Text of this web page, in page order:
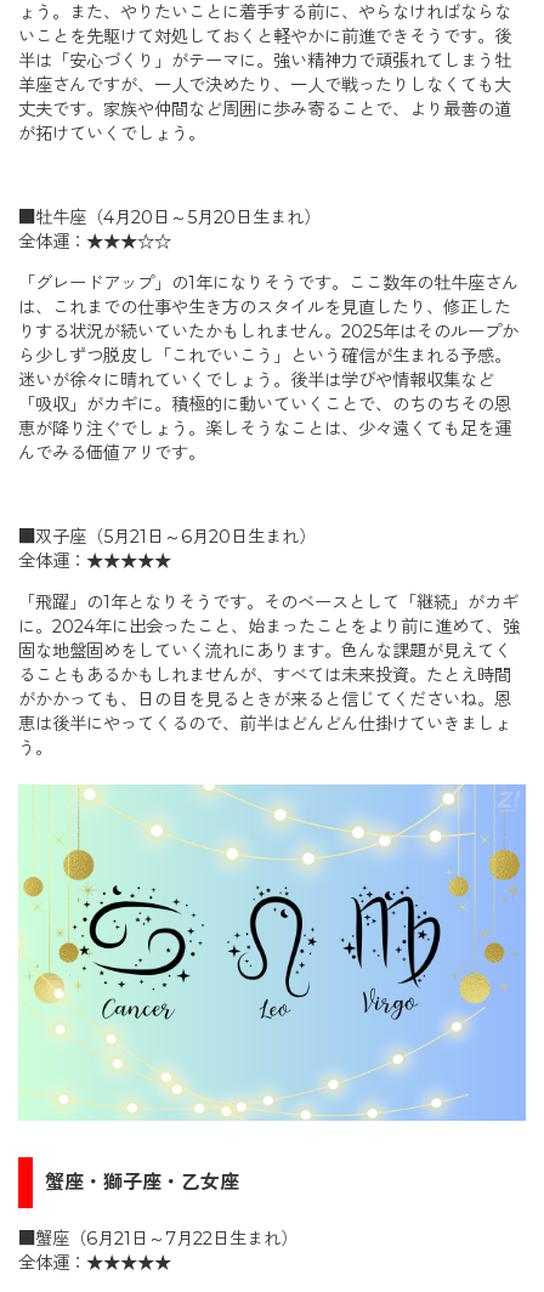
ょう。また、やりたいことに着手する前に、やらなければならな
いことを先駆けて対処しておくと軽やかに前進できそうです。後
半は「安心づくり」がテーマに。強い精神力で頑張れてしまう牡
羊座さんですが、一人で決めたり、一人で戦ったりしなくても大
丈夫です。家族や仲間など周囲に歩み寄ることで、より最善の道
が拓けていくでしょう。
■牡牛座（4月20日～5月20日生まれ）
全体運：★★★☆☆
「グレードアップ」の1年になりそうです。ここ数年の牡牛座さん
は、これまでの仕事や生き方のスタイルを見直したり、修正した
りする状況が続いていたかもしれません。2025年はそのループか
ら少しずつ脱皮し「これでいこう」という確信が生まれる予感。
迷いが徐々に晴れていくでしょう。後半は学びや情報収集など
「吸収」がカギに。積極的に動いていくことで、のちのちその恩
恵が降り注ぐでしょう。楽しそうなことは、少々遠くても足を運
んでみる価値アリです。
■双子座（5月21日～6月20日生まれ）
全体運：★★★★★
「飛躍」の1年となりそうです。そのベースとして「継続」がカギ
に。2024年に出会ったこと、始まったことをより前に進めて、強
固な地盤固めをしていく流れにあります。色んな課題が見えてく
ることもあるかもしれませんが、すべては未来投資。たとえ時間
がかかっても、日の目を見るときが来ると信じてくださいね。恩
恵は後半にやってくるので、前半はどんどん仕掛けていきましょ
う。
蟹座・獅子座・乙女座
■蟹座（6月21日～7月22日生まれ）
全体運：★★★★★